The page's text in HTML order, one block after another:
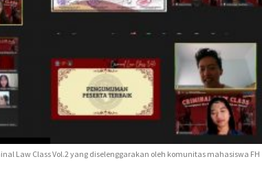
Law Class Vol.2 yang diselenggarakan oleh komunitas mahasiswa FH